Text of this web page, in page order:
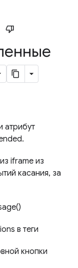
атрибут
iframe из
касания, за
в теги
кнопки